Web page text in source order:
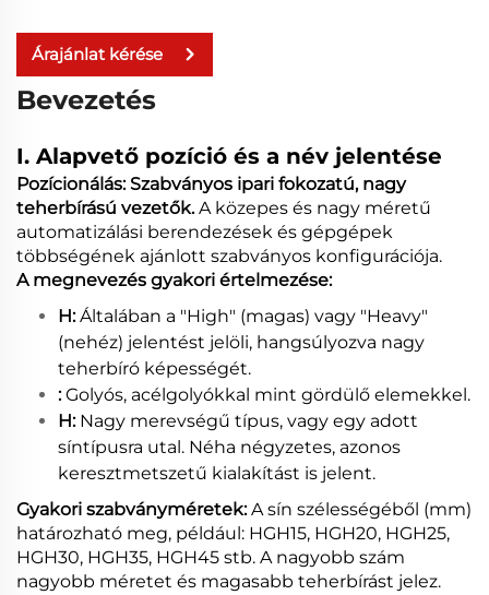
Árajánlat kérése
Bevezetés
I. Alapvető pozíció és a név jelentése
Pozícionálás: Szabványos ipari fokozatú, nagy
teherbírású vezetők.A közepes és nagy méretű
automatizálási berendezések és gépgépek
többségének ajánlott szabványos konfigurációja.
A megnevezés gyakori értelmezése:
H:Általában a "High" (magas) vagy "Heavy"
(nehéz) jelentést jelöli, hangsúlyozva nagy
teherbíró képességét.
:Golyós, acélgolyókkal mint gördülő elemekkel.
H: Nagy merevségű típus, vagy egy adott
síntípusra utal. Néha négyzetes, azonos
keresztmetszetű kialakítást is jelent.
Gyakori szabványméretek:A sín szélességéből (mm)
határozható meg, például: HGH15, HGH20, HGH25,
HGH30, HGH35, HGH45 stb. A nagyobb szám
nagyobb méretet és magasabb teherbírást jelez.